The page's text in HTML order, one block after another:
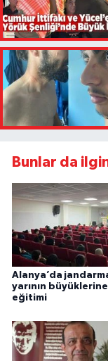
Bunlar da
Alanya’da
yarının
eğitimi